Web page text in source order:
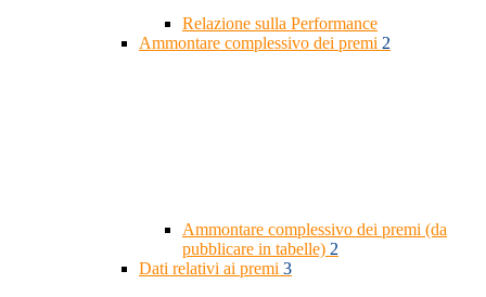
Relazione sulla Performance
Ammontare complessivo dei premi 2
Ammontare complessivo dei premi (da
pubblicare in tabelle) 2
Dati relativi ai premi 3